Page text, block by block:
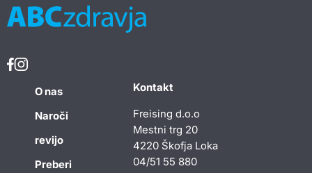
O nas
Naroči
revijo
Preberi
Kontakt
Freising d.o.o
Mestni trg 20
4220 Škofja Loka
04/51 55 880